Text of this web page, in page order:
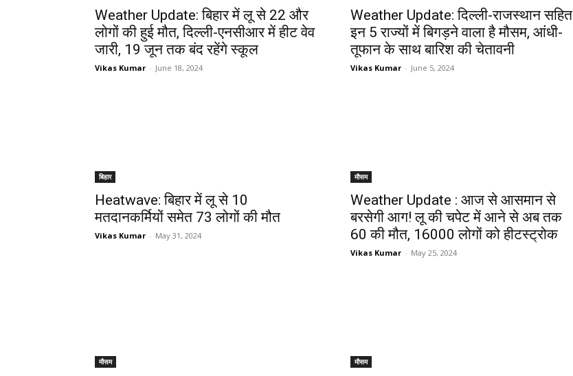
Weather Update: बिहार में लू से 22 और
लोगों की हुई मौत, दिल्ली-एनसीआर में हीट वेव
जारी, 19 जून तक बंद रहेंगे स्कूल
Vikas Kumar - June 18, 2024
Weather Update: दिल्ली-राजस्थान सहित
इन 5 राज्यों में बिगड़ने वाला है मौसम, आंधी-
तूफान के साथ बारिश की चेतावनी
Vikas Kumar - June 5, 2024
बिहार
Heatwave: बिहार में लू से 10
मतदानकर्मियों समेत 73 लोगों की मौत
Vikas Kumar - May 31, 2024
मौसम
Weather Update : आज से आसमान से
बरसेगी आग! लू की चपेट में आने से अब तक
60 की मौत, 16000 लोगों को हीटस्ट्रोक
Vikas Kumar - May 25, 2024
मौसम मौसम